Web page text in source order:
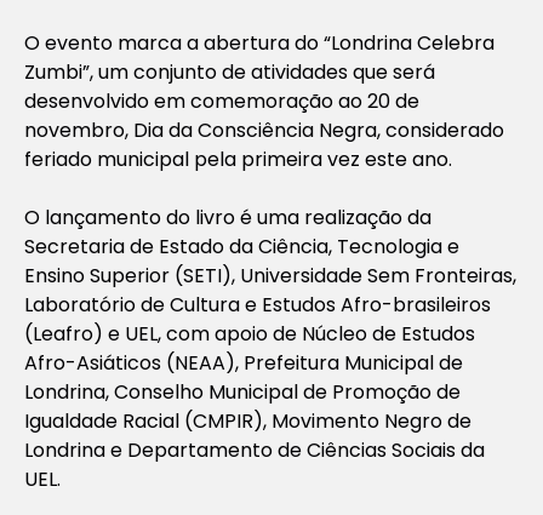
O evento marca a abertura do “Londrina Celebra
Zumbi”, um conjunto de atividades que será
desenvolvido em comemoração ao 20 de
novembro, Dia da Consciência Negra, considerado
feriado municipal pela primeira vez este ano.
O lançamento do livro é uma realização da
Secretaria de Estado da Ciência, Tecnologia e
Ensino Superior (SETI), Universidade Sem Fronteiras,
Laboratório de Cultura e Estudos Afro-brasileiros
(Leafro) e UEL, com apoio de Núcleo de Estudos
Afro-Asiáticos (NEAA), Prefeitura Municipal de
Londrina, Conselho Municipal de Promoção de
Igualdade Racial (CMPIR), Movimento Negro de
Londrina e Departamento de Ciências Sociais da
UEL.